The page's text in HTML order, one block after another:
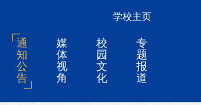
学校主页
通
知
公
告
媒
体
视
角
校
园
文
化
专
题
报
道